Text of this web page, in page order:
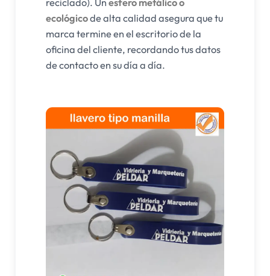
reciclado). Un esfero metálico o
ecológicode alta calidad asegura que tu
marca termine en el escritorio de la
oficina del cliente, recordando tus datos
de contacto en su día a día.